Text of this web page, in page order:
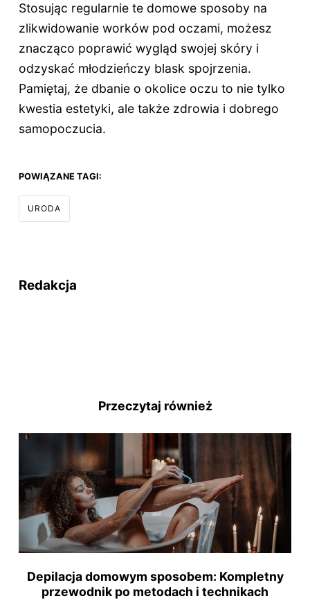
Stosując regularnie te domowe sposoby na
zlikwidowanie worków pod oczami, możesz
znacząco poprawić wygląd swojej skóry i
odzyskać młodzieńczy blask spojrzenia.
Pamiętaj, że dbanie o okolice oczu to nie tylko
kwestia estetyki, ale także zdrowia i dobrego
samopoczucia.
POWIĄZANE TAGI:
URODA
Redakcja
Przeczytaj również
Depilacja domowym sposobem: Kompletny
przewodnik po metodach i technikach